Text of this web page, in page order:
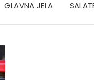
GLAVNA JELA